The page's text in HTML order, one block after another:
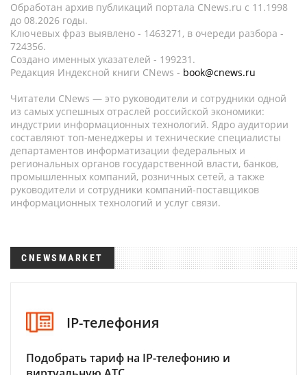
Обработан архив публикаций портала CNews.ru c 11.1998
до 08.2026 годы.
Ключевых фраз выявлено - 1463271, в очереди разбора -
724356.
Создано именных указателей - 199231.
Редакция Индексной книги CNews - book@cnews.ru
Читатели CNews — это руководители и сотрудники одной
из самых успешных отраслей российской экономики:
индустрии информационных технологий. Ядро аудитории
составляют топ-менеджеры и технические специалисты
департаментов информатизации федеральных и
региональных органов государственной власти, банков,
промышленных компаний, розничных сетей, а также
руководители и сотрудники компаний-поставщиков
информационных технологий и услуг связи.
CNEWSMARKET
IP-телефония
Подобрать тариф на IP-телефонию и